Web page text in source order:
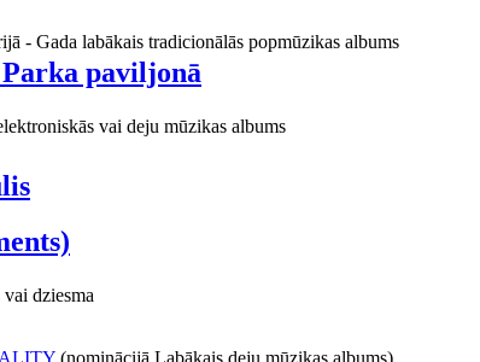
paviljonā
- Gada labākais tradicionālās popmūzikas albums
vai deju mūzikas albums
dziesma
(nominācijā Labākais deju mūzikas albums)